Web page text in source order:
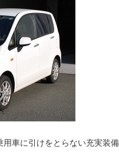
車に引けをとらない充実装備